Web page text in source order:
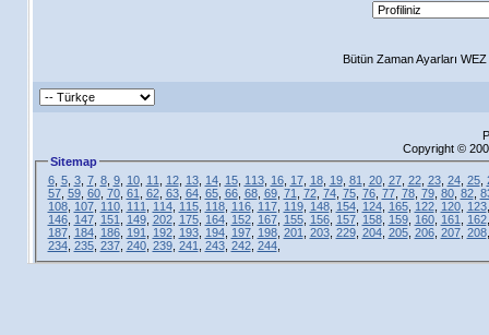
Bütün Zaman Ayarları
Copyright ©
Sitemap
6, 5, 3, 7, 8, 9, 10, 11 12, 13, 14, 15, 113, 16, 17, 18, 19, 81 20, 27, 22, 23, 24, 25,
57, 59, 60, 70, 61 62, 63, 64, 65, 66, 68, 69, 71 72, 74, 75, 76, 77, 78, 79, 80, 82,
108, 107, 110, 111 114, 115, 118, 116, 117, 119, 148, 154, 124, 165, 122, 120, 123
146, 147, 151 149, 202, 175, 164, 152, 167, 155, 156, 157, 158, 159, 160, 161 162
187, 184, 186, 191 192, 193, 194, 197, 198, 201 203, 229, 204, 205, 206, 207, 208
234, 235, 237, 240, 239, 241 243, 242, 244,